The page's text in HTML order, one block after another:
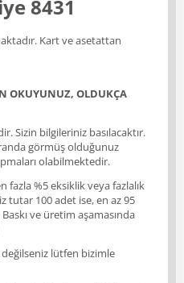
8431
Kart ve asetattan
OKUYUNUZ, OLDUKÇA
Sizin bilgileriniz basılacaktır.
görmüş olduğunuz
olabilmektedir.
fazla %5 eksiklik veya fazlalık
tutar 100 adet ise, en az 95
ve üretim aşamasında
lütfen bizimle